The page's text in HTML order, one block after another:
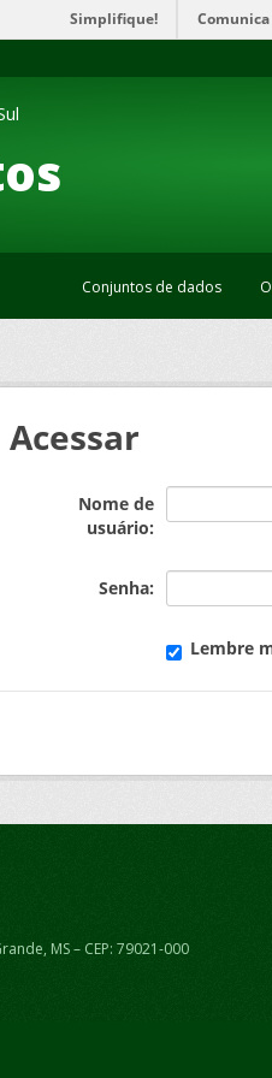
Simplifique! Comunica
Conjuntos de dados
Acessar
Nome de
usuário
Senha
Lembre
MS – CEP: 79021-000